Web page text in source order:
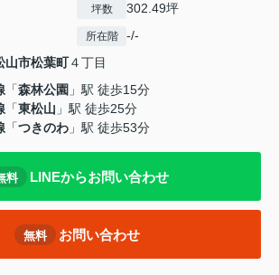
坪数 302.49坪
所在階 -/-
山市松葉町４丁目
「森林公園 」駅 徒歩15分
「東松山 」駅 徒歩25分
「つきのわ 」駅 徒歩53分
料 LINEからお問い合わせ
無料 お問い合わせ